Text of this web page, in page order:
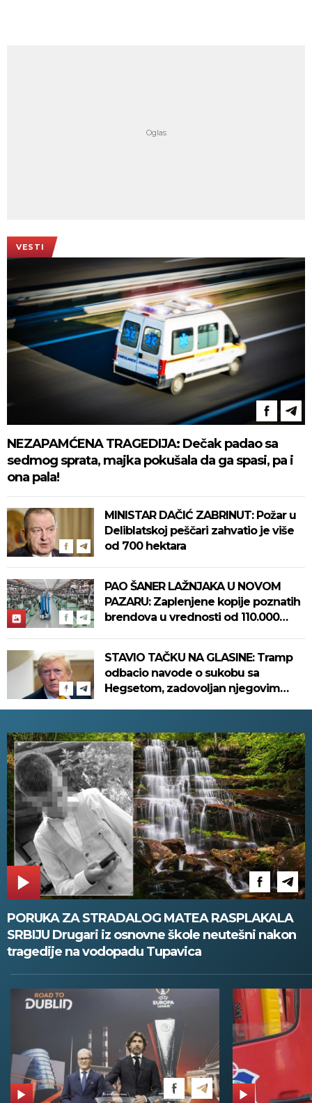
VESTI
NEZAPAMĆENA TRAGEDIJA: Dečak padao sa
sedmog sprata, majka pokušala da ga spasi, pa i
ona pala!
MINISTAR DAČIĆ ZABRINUT: Požar u
Deliblatskoj peščari zahvatio je više
od 700 hektara
PAO ŠANER LAŽNJAKA U NOVOM
PAZARU: Zaplenjene kopije poznatih
brendova u vrednosti od 110.000
STAVIO TAČKU NA GLASINE: Tramp
odbacio navode o sukobu sa
Hegsetom, zadovoljan njegovim
PORUKA ZA STRADALOG MATEA RASPLAKALA
SRBIJU Drugari iz osnovne škole neutešni nakon
tragedije na vodopadu Tupavica